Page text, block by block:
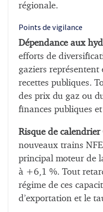
régionale.
Points de vigilance
Dépendance aux
efforts de
gaziers représentent
recettes publiques.
des prix du gaz ou
finances publiques
Risque de calendrier
nouveaux trains
principal moteur de
à +6,1 %. Tout
régime de ces
d’exportation et le